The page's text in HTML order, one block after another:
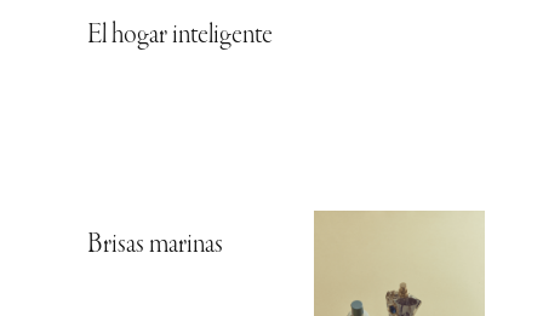
El hogar inteligente
Brisas marinas